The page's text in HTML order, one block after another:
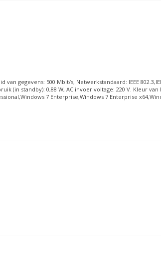
van gegevens: 500 Mbit/s, Netwerkstandaard: IEEE
(in standby): 0,88 W, AC invoer voltage: 220 V. Kleur
7 Enterprise,Windows 7 Enterprise